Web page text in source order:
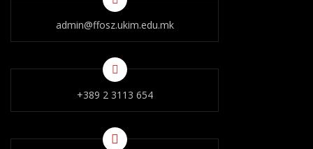
admin@ffosz.ukim.edu.mk
+389 2 3113 654